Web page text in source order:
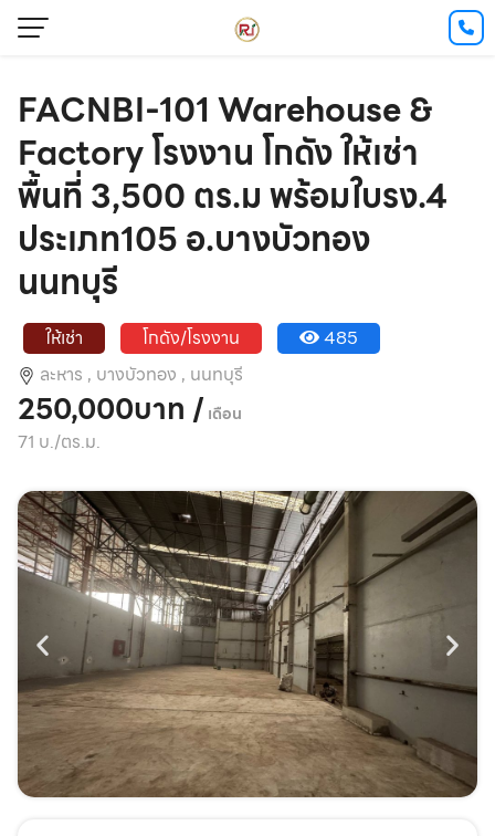
FACNBI-101 Warehouse &
Factory โรงงาน โกดัง ให้เช่า
พื้นที่ 3,500 ตร.ม พร้อมใบรง.4
ประเภท105 อ.บางบัวทอง
นนทบุรี
ให้เช่า โกดัง/โรงงาน
485
ละหาร , บางบัวทอง , นนทบุรี
250,000บาท / เดือน
71 บ./ตร.ม.